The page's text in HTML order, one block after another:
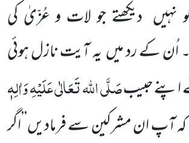
نہیں دیکھتے جو لات و عُزّیٰ کی
اُن کے رد میں یہ آیت نازل ہوئی
اپنے حبیبصَلَّی اللہ تَعَالٰی عَلَیْہِ وَاٰلِہٖ
کہ آپ ان مشرکین سے فرمادیں’’اگر